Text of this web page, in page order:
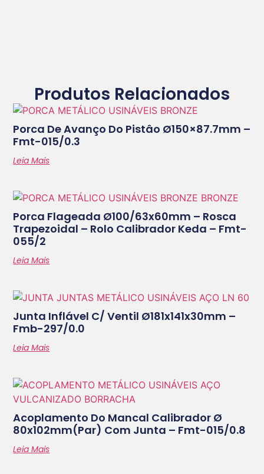
Produtos Relacionados
Porca De Avanço Do Pistâo Ø150×87.7mm –
Fmt-015/0.3
Leia Mais
Porca Flageada Ø100/63x60mm – Rosca
Trapezoidal – Rolo Calibrador Keda – Fmt-
055/2
Leia Mais
Junta Inflável C/ Ventil Ø181x141x30mm –
Fmb-297/0.0
Leia Mais
Acoplamento Do Mancal Calibrador Ø
80x102mm(par) Com Junta – Fmt-015/0.8
Leia Mais